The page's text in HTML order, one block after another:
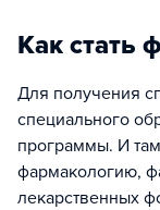
Как стать
Для получения
специального
программы. И
фармакологию,
лекарственных